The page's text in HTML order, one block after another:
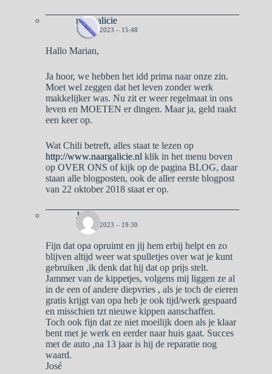
naargalicie
10 MEI 2023 – 15:48
Hallo Marian,
Ja hoor, we hebben het idd prima naar onze zin.
Moet wel zeggen dat het leven zonder werk
makkelijker was. Nu zit er weer regelmaat in ons
leven en MOETEN er dingen. Maar ja, geld raakt
een keer op.
Wat Chili betreft, alles staat te lezen op
http://www.naargalicie.nl klik in het menu boven
op OVER ONS of kijk op de pagina BLOG, daar
staan alle blogposten, ook de aller eerste blogpost
van 22 oktober 2018 staat er op.
José
10 MEI 2023 – 19:30
Fijn dat opa opruimt en jij hem erbij helpt en zo
blijven altijd weer wat spulletjes over wat je kunt
gebruiken ,ik denk dat hij dat op prijs stelt.
Jammer van de kippetjes, volgens mij liggen ze al
in de een of andere diepvries , als je toch de eieren
gratis krijgt van opa heb je ook tijd/werk gespaard
en misschien tzt nieuwe kippen aanschaffen.
Toch ook fijn dat ze niet moeilijk doen als je klaar
bent met je werk en eerder naar huis gaat. Succes
met de auto ,na 13 jaar is hij de reparatie nog
waard.
José